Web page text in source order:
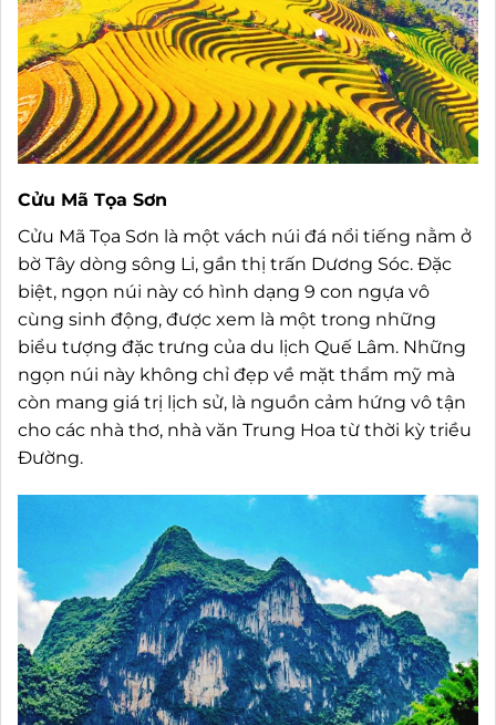
Cửu Mã Tọa Sơn
Cửu Mã Tọa Sơn là một vách núi đá nổi tiếng nằm ở
bờ Tây dòng sông Li, gần thị trấn Dương Sóc. Đặc
biệt, ngọn núi này có hình dạng 9 con ngựa vô
cùng sinh động, được xem là một trong những
biểu tượng đặc trưng của du lịch Quế Lâm. Những
ngọn núi này không chỉ đẹp về mặt thẩm mỹ mà
còn mang giá trị lịch sử, là nguồn cảm hứng vô tận
cho các nhà thơ, nhà văn Trung Hoa từ thời kỳ triều
Đường.